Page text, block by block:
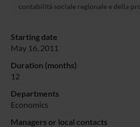
contabilità sociale regionale e della
Starting date
May 16, 2011
Duration (months)
12
Departments
Economics
Managers or local contacts